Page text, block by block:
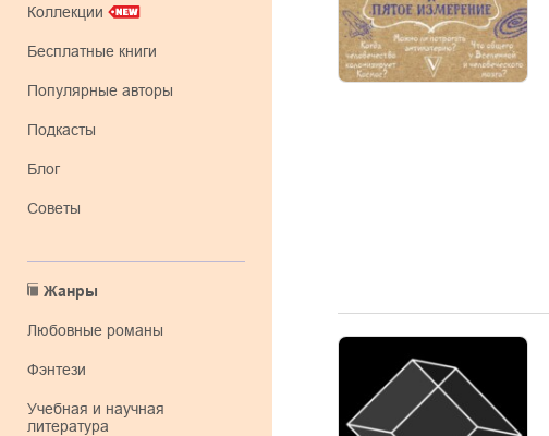
Коллекции
Бесплатные книги
Популярные авторы
Подкасты
Блог
Советы
Жанры
любовные романы
фэнтези
учебная и научная
литература